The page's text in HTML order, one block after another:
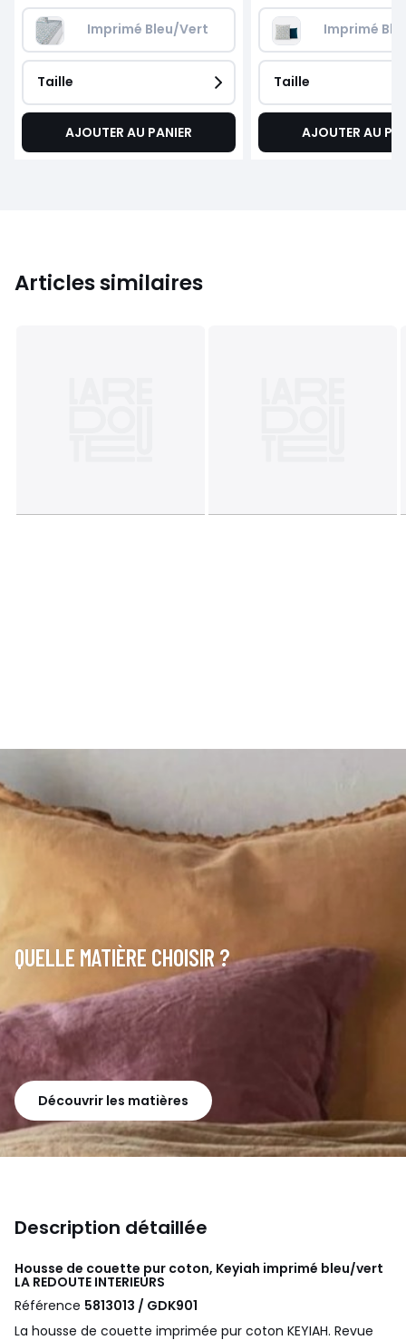
Imprimé Bleu/Vert
Taille
AJOUTER AU PANIER
Imprimé
Taille
AJOUTER AU
Articles similaires
QUELLE MATIÈRE CHOISIR ?
Découvrir les matières
Description détaillée
Housse de couette pur coton, Keyiah imprimé bleu/vert
LA REDOUTE INTERIEURS
Référence 5813013 / GDK901
La housse de couette imprimée pur coton KEYIAH. Revue